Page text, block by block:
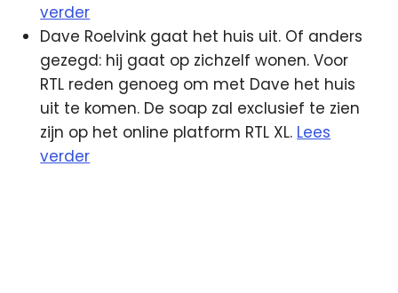
verder
Dave Roelvink gaat het huis uit. Of anders
gezegd: hij gaat op zichzelf wonen. Voor
RTL reden genoeg om met Dave het huis
uit te komen. De soap zal exclusief te zien
zijn op het online platform RTL XL. Lees
verder